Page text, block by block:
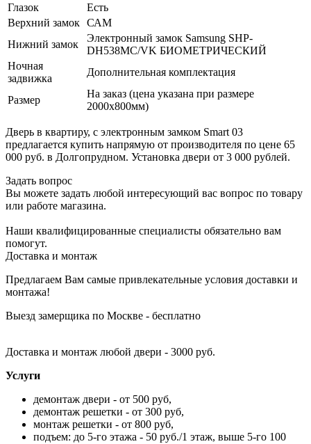
Глазок
Есть
Верхний замок САМ
Нижний замок
Электронный замок Samsung SHP-
DH538MC/VK БИОМЕТРИЧЕСКИЙ
Ночная
задвижка
Дополнительная комплектация
Размер
На заказ (цена указана при размере
2000х800мм)
Дверь в квартиру, с электронным замком Smart 03
предлагается купить напрямую от производителя по цене 65
000 руб. в Долгопрудном. Установка двери от 3 000 рублей.
Задать вопрос
Вы можете задать любой интересующий вас вопрос по товару
или работе магазина.
Наши квалифицированные специалисты обязательно вам
помогут.
Доставка и монтаж
Предлагаем Вам самые привлекательные условия доставки и
монтажа!
Выезд замерщика по Москве - бесплатно
Доставка и монтаж любой двери - 3000 руб.
Услуги
демонтаж двери - от 500 руб,
демонтаж решетки - от 300 руб,
монтаж решетки - от 800 руб,
подъем: до 5-го этажа - 50 руб./1 этаж, выше 5-го 100